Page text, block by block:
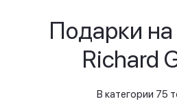
Подарки
Richard
В категории 75